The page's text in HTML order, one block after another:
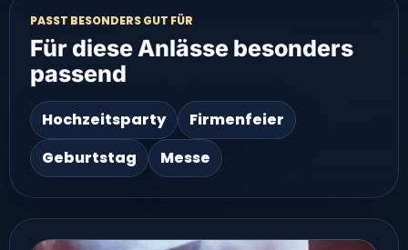
PASST BESONDERS GUT FÜR
Für diese Anlässe besonders
passend
Hochzeitsparty
Firmenfeier
Geburtstag
Messe